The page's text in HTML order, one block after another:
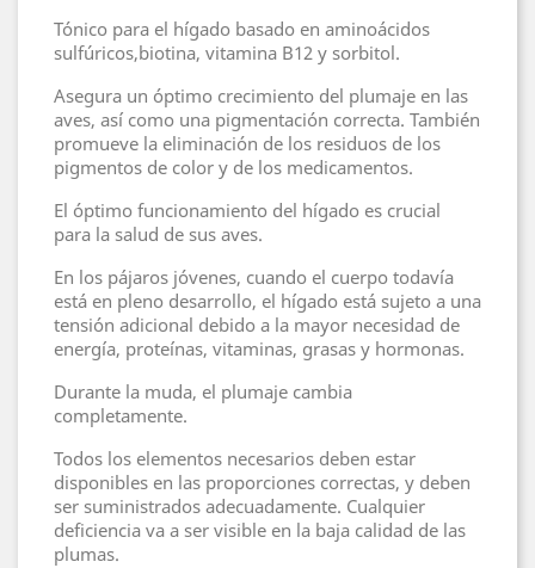
Tónico para el hígado basado en aminoácidos
sulfúricos,biotina, vitamina B12 y sorbitol.
Asegura un óptimo crecimiento del plumaje en las
aves, así como una pigmentación correcta. También
promueve la eliminación de los residuos de los
pigmentos de color y de los medicamentos.
El óptimo funcionamiento del hígado es crucial
para la salud de sus aves.
En los pájaros jóvenes, cuando el cuerpo todavía
está en pleno desarrollo, el hígado está sujeto a una
tensión adicional debido a la mayor necesidad de
energía, proteínas, vitaminas, grasas y hormonas.
Durante la muda, el plumaje cambia
completamente.
Todos los elementos necesarios deben estar
disponibles en las proporciones correctas, y deben
ser suministrados adecuadamente. Cualquier
deficiencia va a ser visible en la baja calidad de las
plumas.